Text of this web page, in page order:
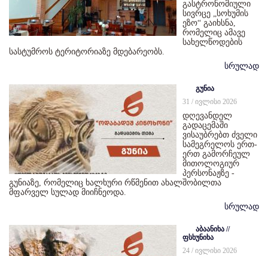
გასტრონომიული
სივრცე „სოხუმის
ეზო“ გაიხსნა,
რომელიც ამავე
სახელწოდების
სასტუმროს ტერიტორიაზე მდებარეობს.
სრულად
გუნია
31 / ივლისი 2026
დღევანდელ
გადაცემაში
ვისაუბრებთ ძველი
სამეგრელოს ერთ-
ერთ გამორჩეულ
მითოლოგიურ
პერსონაჟზე -
გუნიაზე, რომელიც ხალხური რწმენით ახალშობილთა
მფარველ სულად მიიჩნეოდა.
სრულად
აბაანიხა //
ფსხუნიხა
24 / ივლისი 2026